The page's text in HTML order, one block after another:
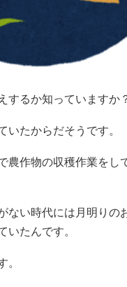
するか知っていますか
いたからだそうです。
農作物の収穫作業をし
ない時代には月明りの
いたんです。
。